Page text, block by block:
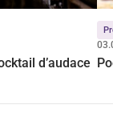
d’audace